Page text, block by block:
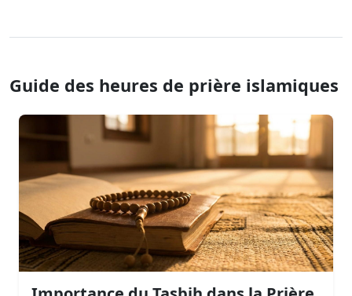
Guide des heures de prière islamiques